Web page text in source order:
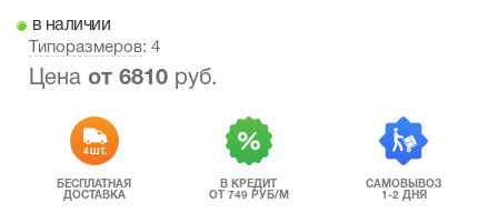
в наличии
Типоразмеров: 4
Цена от 6810 руб.
4 ШТ.
БЕСПЛАТНАЯ
ДОСТАВКА
В КРЕДИТ
ОТ 749 РУБ/М
САМОВЫВОЗ
1-2 ДНЯ